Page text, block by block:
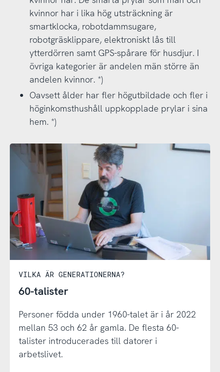
kvinnor har i lika hög utsträckning är
smartklocka, robotdammsugare,
robotgräsklippare, elektroniskt lås till
ytterdörren samt GPS-spårare för husdjur. I
övriga kategorier är andelen män större än
andelen kvinnor. *)
Oavsett ålder har fler högutbildade och fler i
höginkomsthushåll uppkopplade prylar i sina
hem. *)
VILKA ÄR GENERATIONERNA?
60-talister
Personer födda under 1960-talet är i år 2022
mellan 53 och 62 år gamla. De flesta 60-
talister introducerades till datorer i
arbetslivet.